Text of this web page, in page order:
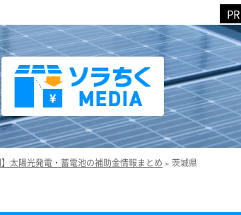
】太陽光発電・蓄電池の補助金情報まとめ » 茨城県